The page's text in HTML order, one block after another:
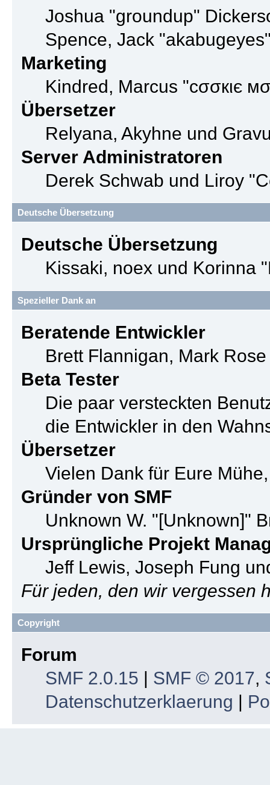
Joshua "groundup"
Spence, Jack
Marketing
Kindred, Marcus "cσσкιє
Übersetzer
Relyana, Akyhne und
Server Administratoren
Derek Schwab und Liroy
Deutsche Übersetzung
Deutsche Übersetzung
Kissaki, noex und Korinna
Spezieller Dank an
Beratende Entwickler
Brett Flannigan, Mark
Beta Tester
Die paar versteckten
die Entwickler in den
Übersetzer
Vielen Dank für Eure
Gründer von SMF
Unknown W. "[Unknown]"
Ursprüngliche Projekt
Jeff Lewis, Joseph Fung
Für jeden, den wir vergessen
Copyright
Forum
SMF 2.0.15 | SMF © 2017,
Datenschutzerklaerung |